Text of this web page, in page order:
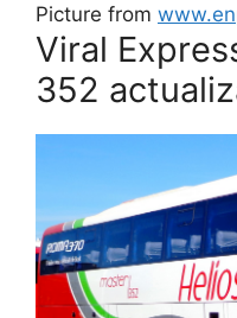
Picture from
Viral
352